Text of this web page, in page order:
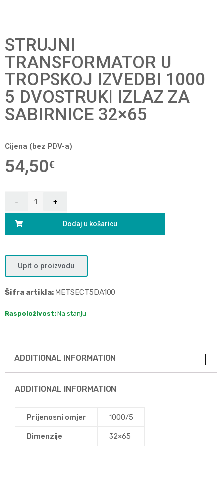
STRUJNI
TRANSFORMATOR U
TROPSKOJ IZVEDBI 1000
5 DVOSTRUKI IZLAZ ZA
SABIRNICE 32×65
Cijena (bez PDV-a)
54,50€
Dodaj u košaricu
Upit o proizvodu
Šifra artikla: METSECT5DA100
Raspoloživost: Na stanju
ADDITIONAL INFORMATION
ADDITIONAL INFORMATION
Prijenosni omjer 1000/5
Dimenzije 32×65